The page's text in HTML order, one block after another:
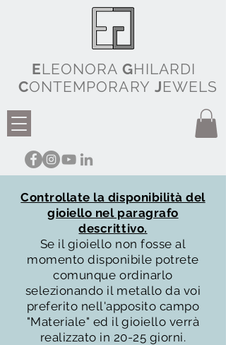
ELEONORA GHILARDI
CONTEMPORARY JEWELS
Controllate la disponibilità del
gioiello nel paragrafo
descrittivo.
Se il gioiello non fosse al
momento disponibile potrete
comunque ordinarlo
selezionando il metallo da voi
preferito nell'apposito campo
"Materiale" ed il gioiello verrà
realizzato in 20-25 giorni.